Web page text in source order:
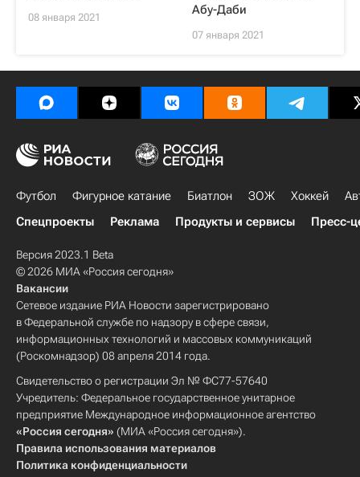
08 января 2021
Абу-Даби
07 января 2021
Футбол Фигурное катание Биатлон ЗОЖ Хоккей
Спецпроекты
Реклама Продукты и сервисы Пресс-
Версия 2023.1 Beta
© 2026 МИА «Россия сегодня»
Вакансии
Сетевое издание РИА Новости зарегистрировано
в Федеральной службе по надзору в сфере связи,
информационных технологий и массовых коммуникаций
(Роскомнадзор) 08 апреля 2014 года.
Свидетельство о регистрации Эл № ФС77-57640
Учредитель: Федеральное государственное унитарное
предприятие Международное информационное агентство
«Россия сегодня» (МИА «Россия сегодня»).
Правила использования материалов
Политика конфиденциальности